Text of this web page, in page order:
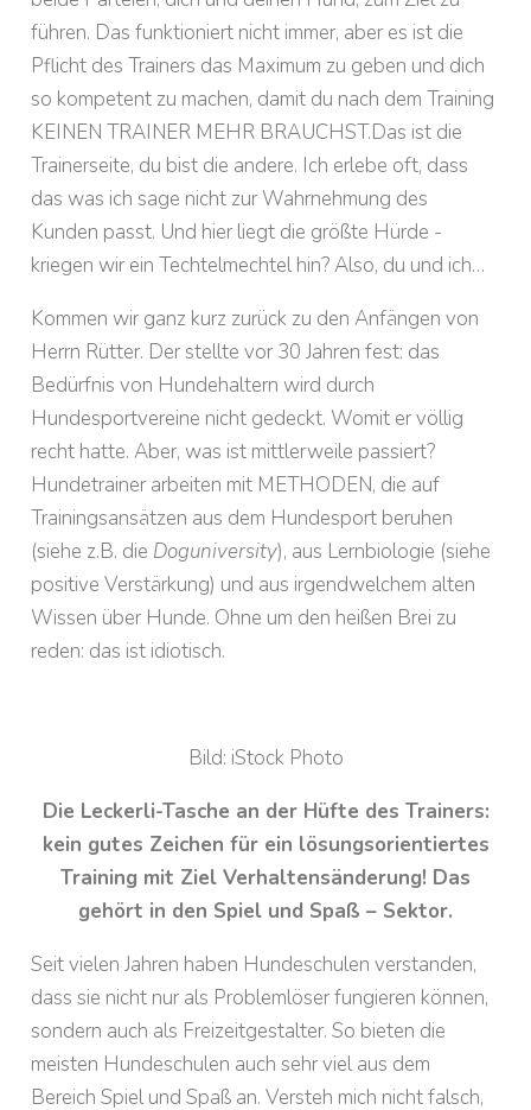
führen. Das funktioniert nicht immer, aber es ist die
Pflicht des Trainers das Maximum zu geben und dich
so kompetent zu machen, damit du nach dem Training
KEINEN TRAINER MEHR BRAUCHST.Das ist die
Trainerseite, du bist die andere. Ich erlebe oft, dass
das was ich sage nicht zur Wahrnehmung des
Kunden passt. Und hier liegt die größte Hürde -
kriegen wir ein Techtelmechtel hin? Also, du und ich…
Kommen wir ganz kurz zurück zu den Anfängen von
Herrn Rütter. Der stellte vor 30 Jahren fest: das
Bedürfnis von Hundehaltern wird durch
Hundesportvereine nicht gedeckt. Womit er völlig
recht hatte. Aber, was ist mittlerweile passiert?
Hundetrainer arbeiten mit METHODEN, die auf
Trainingsansätzen aus dem Hundesport beruhen
(siehe z.B. die Doguniversity), aus Lernbiologie (siehe
positive Verstärkung) und aus irgendwelchem alten
Wissen über Hunde. Ohne um den heißen Brei zu
reden: das ist idiotisch.
Bild: iStock Photo
Die Leckerli-Tasche an der Hüfte des Trainers:
kein gutes Zeichen für ein lösungsorientiertes
Training mit Ziel Verhaltensänderung! Das
gehört in den Spiel und Spaß – Sektor.
Seit vielen Jahren haben Hundeschulen verstanden,
dass sie nicht nur als Problemlöser fungieren können,
sondern auch als Freizeitgestalter. So bieten die
meisten Hundeschulen auch sehr viel aus dem
Bereich Spiel und Spaß an. Versteh mich nicht falsch,